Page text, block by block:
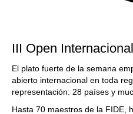
III Open
El plato fuerte de la semana
abierto internacional en toda
representación: 28 países y
Hasta 70 maestros de la FIDE,